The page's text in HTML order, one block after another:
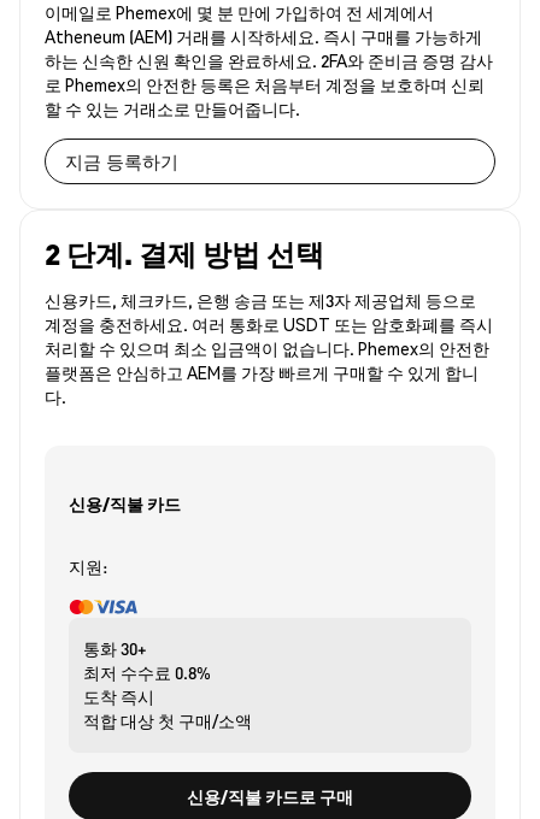
이메일로 Phemex에 몇 분 만에 가입하여 전 세계에서
Atheneum (AEM) 거래를 시작하세요. 즉시 구매를 가능하게
하는 신속한 신원 확인을 완료하세요. 2FA와 준비금 증명 감사
로 Phemex의 안전한 등록은 처음부터 계정을 보호하며 신뢰
할 수 있는 거래소로 만들어줍니다.
지금 등록하기
2 단계. 결제 방법 선택
신용카드, 체크카드, 은행 송금 또는 제3자 제공업체 등으로
계정을 충전하세요. 여러 통화로 USDT 또는 암호화폐를 즉시
처리할 수 있으며 최소 입금액이 없습니다. Phemex의 안전한
플랫폼은 안심하고 AEM를 가장 빠르게 구매할 수 있게 합니
다.
신용/직불 카드
지원:
통화30+
최저 수수료 0.8%
도착 즉시
적합 대상 첫 구매/소액
신용/직불 카드로 구매